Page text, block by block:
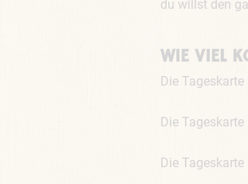
du willst den
WIE VIEL
Die Tageskarte
Die Tageskarte
Die Tageskarte